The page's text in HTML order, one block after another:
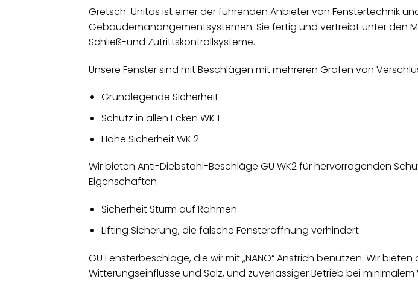
Gretsch-Unitas ist einer der führenden Anbieter von Fenstertechnik
Gebäudemanangementsystemen. Sie fertig und vertreibt unter den
Schließ-und Zutrittskontrollsysteme.
Unsere Fenster sind mit Beschlägen mit mehreren Grafen von
Grundlegende Sicherheit
Schutz in allen Ecken WK 1
Hohe Sicherheit WK 2
Wir bieten Anti-Diebstahl-Beschläge GU WK2 für hervorragenden
Eigenschaften
Sicherheit Sturm auf Rahmen
Lifting Sicherung, die falsche Fensteröffnung verhindert
GU Fensterbeschläge, die wir mit „NANO“ Anstrich benutzen. Wir
Witterungseinflüsse und Salz, und zuverlässiger Betrieb bei